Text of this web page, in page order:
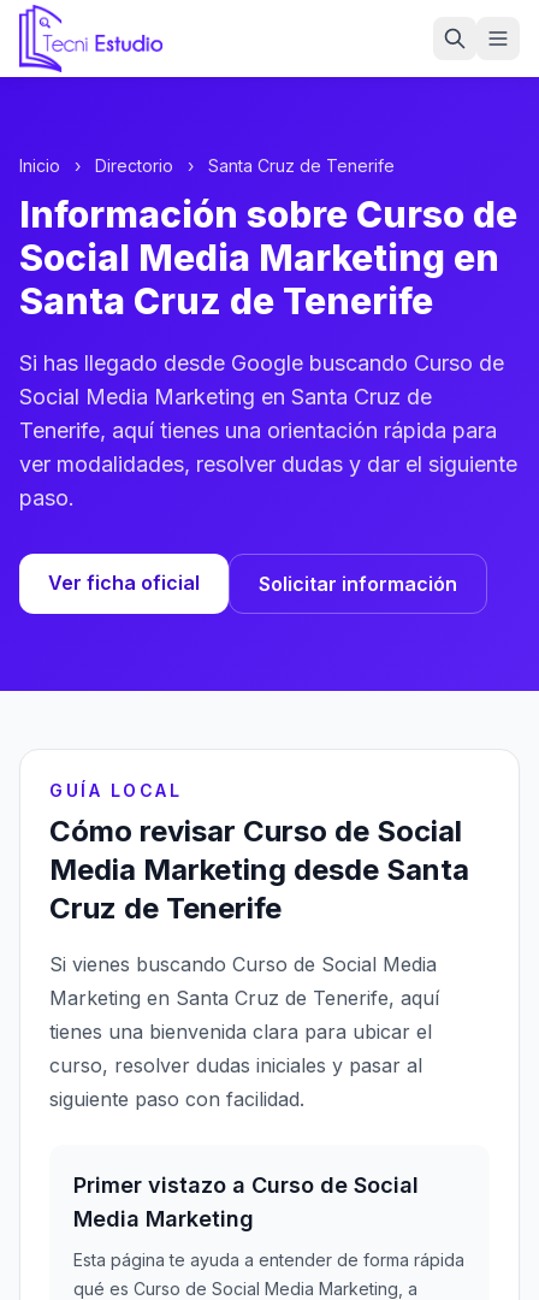
Ir a la página de inicio de Tecni Estudio
Inicio › Directorio › Santa Cruz de Tenerife
Información sobre Curso de
Social Media Marketing en
Santa Cruz de Tenerife
Si has llegado desde Google buscando Curso de
Social Media Marketing en Santa Cruz de
Tenerife, aquí tienes una orientación rápida para
ver modalidades, resolver dudas y dar el siguiente
paso.
Ver ficha oficial Solicitar información
GUÍA LOCAL
Cómo revisar Curso de Social
Media Marketing desde Santa
Cruz de Tenerife
Si vienes buscando Curso de Social Media
Marketing en Santa Cruz de Tenerife, aquí
tienes una bienvenida clara para ubicar el
curso, resolver dudas iniciales y pasar al
siguiente paso con facilidad.
Primer vistazo a Curso de Social
Media Marketing
Esta página te ayuda a entender de forma rápida
qué es Curso de Social Media Marketing, a